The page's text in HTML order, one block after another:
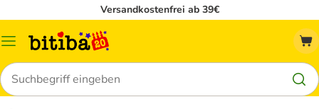
Versandkostenfrei ab 39€
Menü
Suchen